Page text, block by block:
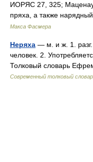
ИОРЯС 27, 325;
пряха, а также
Макса Фасмера
Неряха — м. и ж. 1.
человек. 2.
Толковый словарь
Современный толковый